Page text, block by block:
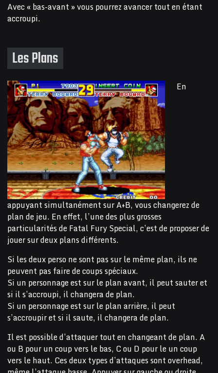
Avec « bas-avant » vous pourrez avancer tout en étant
accroupi.
Les Plans
En
appuyant simultanément sur A+B, vous changerez de
plan de jeu. En effet, l’une des plus grosses
particularités de Fatal Fury Special, c’est de proposer de
jouer sur deux plans différents.
Si les deux perso ne sont pas sur le même plan, ils ne
peuvent pas faire de coups spéciaux.
Si un personnage est sur le plan avant, il peut sauter et
si il s’accroupi, il changera de plan.
Si un personnage est sur le plan arrière, il peut
s’accroupir et si il saute, il changera de plan.
Il est possible d’attaquer tout en changeant de plan. A
ou B pour un coup vers le bas, C ou D pour le un coup
vers le haut. Ces deux types d’attaques sont overhead,